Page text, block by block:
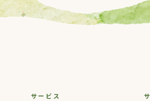
サービス